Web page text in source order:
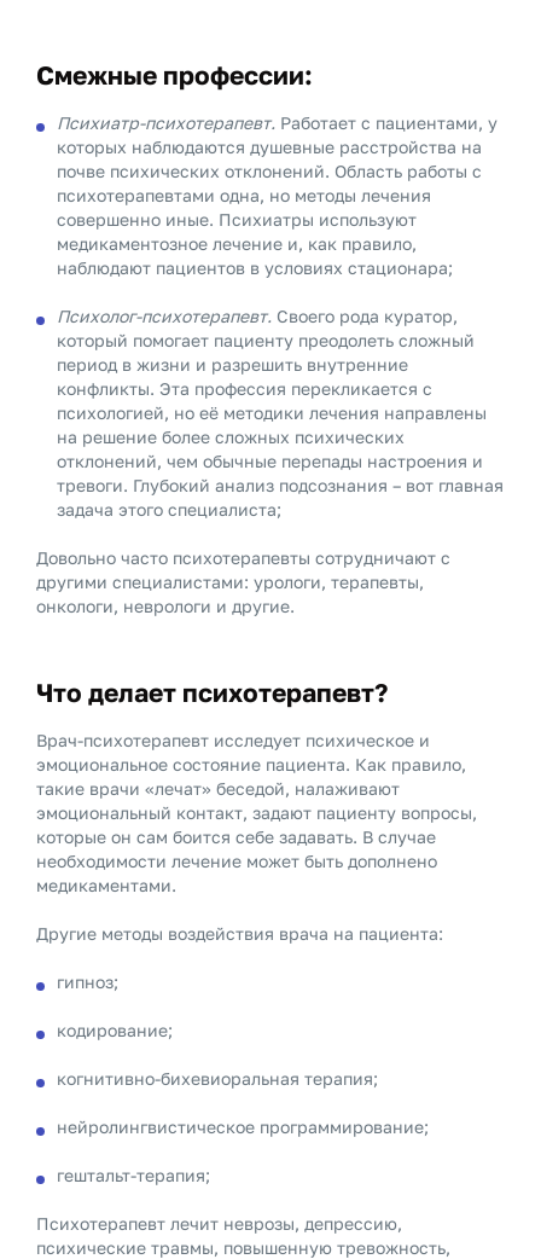
Смежные профессии:
Психиатр-психотерапевт. Работает с пациентами, у
которых наблюдаются душевные расстройства на
почве психических отклонений. Область работы с
психотерапевтами одна, но методы лечения
совершенно иные. Психиатры используют
медикаментозное лечение и, как правило,
наблюдают пациентов в условиях стационара;
Психолог-психотерапевт. Своего рода куратор,
который помогает пациенту преодолеть сложный
период в жизни и разрешить внутренние
конфликты. Эта профессия перекликается с
психологией, но её методики лечения направлены
на решение более сложных психических
отклонений, чем обычные перепады настроения и
тревоги. Глубокий анализ подсознания – вот главная
задача этого специалиста;
Довольно часто психотерапевты сотрудничают с
другими специалистами: урологи, терапевты,
онкологи, неврологи и другие.
Что делает психотерапевт?
Врач-психотерапевт исследует психическое и
эмоциональное состояние пациента. Как правило,
такие врачи «лечат» беседой, налаживают
эмоциональный контакт, задают пациенту вопросы,
которые он сам боится себе задавать. В случае
необходимости лечение может быть дополнено
медикаментами.
Другие методы воздействия врача на пациента:
гипноз;
кодирование;
когнитивно-бихевиоральная терапия;
нейролингвистическое программирование;
гештальт-терапия;
Психотерапевт лечит неврозы, депрессию,
психические травмы, повышенную тревожность,